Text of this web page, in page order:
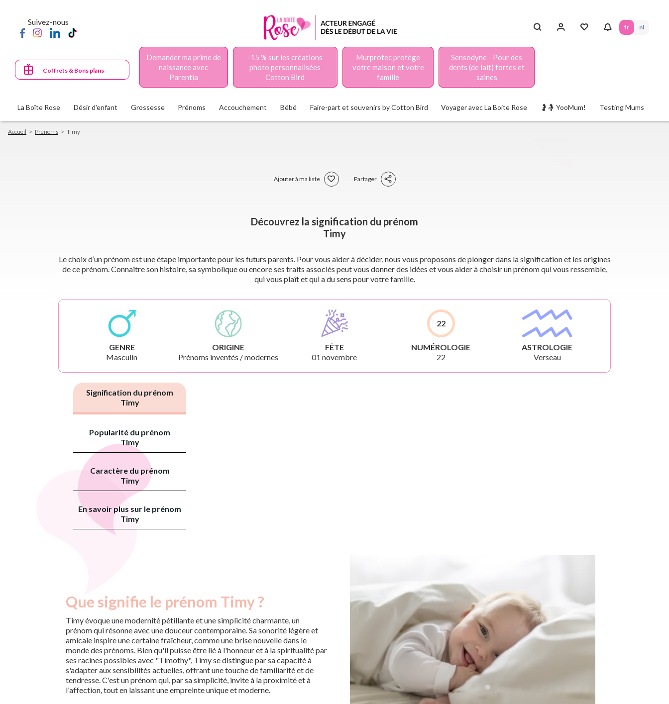
principal
Suivez-nous
fr nl
Coffrets & Bons plans
Demander ma prime de
naissance avec
Parentia
-15 % sur les créations
photo personnalisées
Cotton Bird
Murprotec protège
votre maison et votre
famille
Sensodyne - Pour des
dents (de lait) fortes et
saines
La Boîte Rose Désir d'enfant Grossesse Prénoms Accouchement Bébé Faire-part et souvenirs by Cotton Bird Voyager avec La Boite Rose 🤰🤱 YooMum! Testing Mums
Fil
d'Ariane
Accueil Prénoms Timy
Ajouter à ma liste Partager
Découvrez la signification du prénom
Timy
Le choix d’un prénom est une étape importante pour les futurs parents. Pour vous aider à décider, nous vous proposons de plonger dans la signification et les origines
de ce prénom. Connaître son histoire, sa symbolique ou encore ses traits associés peut vous donner des idées et vous aider à choisir un prénom qui vous ressemble,
qui vous plaît et qui a du sens pour votre famille.
GENRE
Masculin
ORIGINE
Prénoms inventés / modernes
FÊTE
01 novembre
22
NUMÉROLOGIE
22
ASTROLOGIE
Verseau
Signification du prénom
Timy
Popularité du prénom
Timy
Caractère du prénom
Timy
En savoir plus sur le prénom
Timy
Que signifie le prénom Timy ?
Timy évoque une modernité pétillante et une simplicité charmante, un
prénom qui résonne avec une douceur contemporaine. Sa sonorité légère et
amicale inspire une certaine fraîcheur, comme une brise nouvelle dans le
monde des prénoms. Bien qu'il puisse être lié à l'honneur et à la spiritualité par
ses racines possibles avec "Timothy", Timy se distingue par sa capacité à
s'adapter aux sensibilités actuelles, offrant une touche de familiarité et de
tendresse. C'est un prénom qui, par sa simplicité, invite à la proximité et à
l'affection, tout en laissant une empreinte unique et moderne.